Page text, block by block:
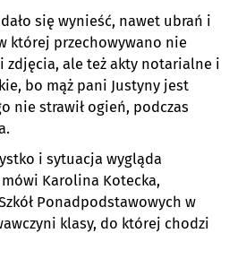
się wynieść, nawet ubrań i
której przechowywano nie
ale też akty notarialne i
bo mąż pani Justyny jest
nie strawił ogień, podczas
i sytuacja wygląda
Karolina Kotecka,
Ponadpodstawowych w
klasy, do której chodzi